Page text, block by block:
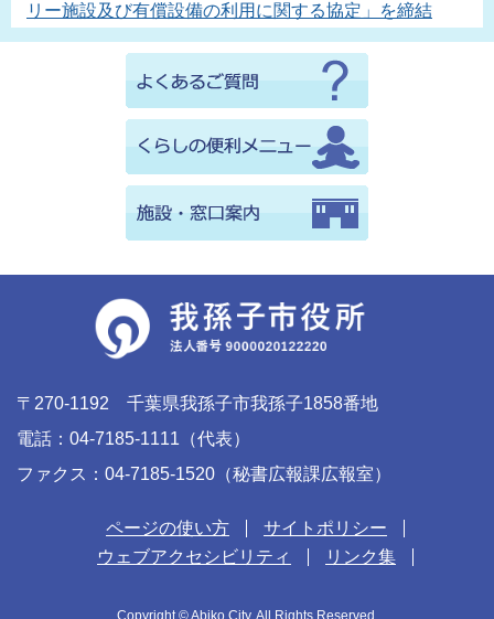
リー施設及び有償設備の利用に関する協定」を締結
〒270-1192 千葉県我孫子市我孫子1858番地
電話：04-7185-1111（代表）
ファクス：04-7185-1520（秘書広報課広報室）
ページの使い方
サイトポリシー
ウェブアクセシビリティ
リンク集
Copyright © Abiko City. All Rights Reserved.